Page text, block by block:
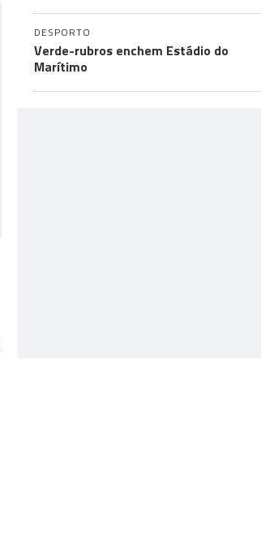
DESPORTO
Verde-rubros enchem Estádio do
Marítimo